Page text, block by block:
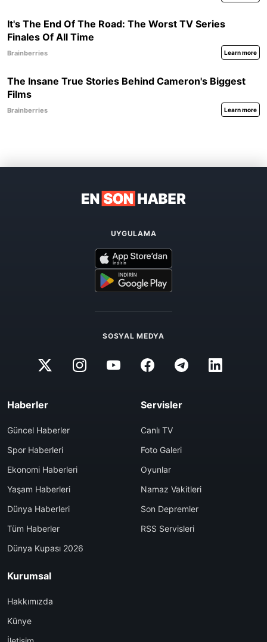
UYGULAMA
SOSYAL MEDYA
Haberler
Güncel Haberler
Spor Haberleri
Ekonomi Haberleri
Yaşam Haberleri
Dünya Haberleri
Tüm Haberler
Dünya Kupası 2026
Servisler
Canlı TV
Foto Galeri
Oyunlar
Namaz Vakitleri
Son Depremler
RSS Servisleri
Kurumsal
Hakkımızda
Künye